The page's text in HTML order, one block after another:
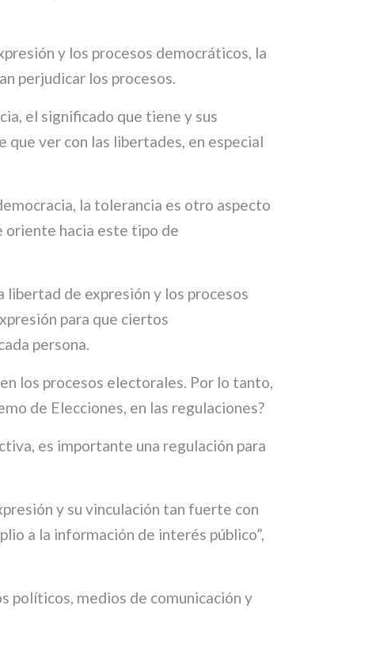
y los procesos democráticos, la
perjudicar los procesos.
el significado que tiene y sus
que ver con las libertades, en especial
la tolerancia es otro aspecto
oriente hacia este tipo de
de expresión y los procesos
para que ciertos
persona.
los procesos electorales. Por lo tanto,
de Elecciones, en las regulaciones?
es importante una regulación para
y su vinculación tan fuerte con
a la información de interés público”,
políticos, medios de comunicación y